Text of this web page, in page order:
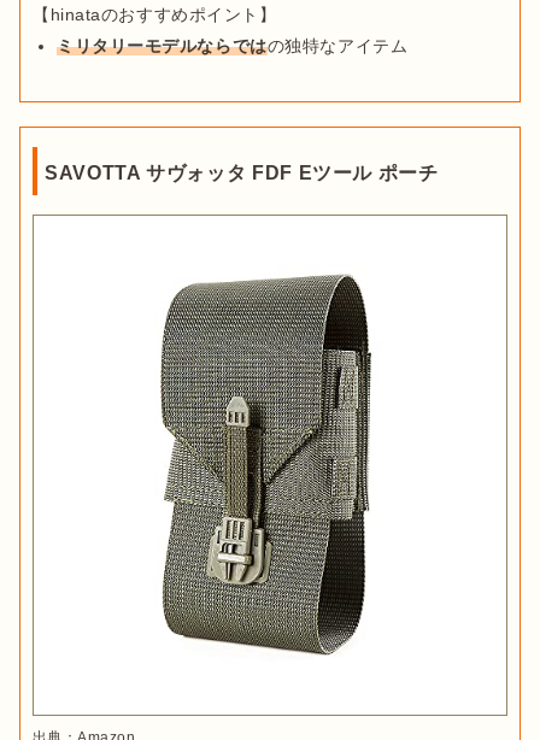
ミリタリーモデルならではの独特なアイテム
SAVOTTA サヴォッタ FDF Eツール ポーチ